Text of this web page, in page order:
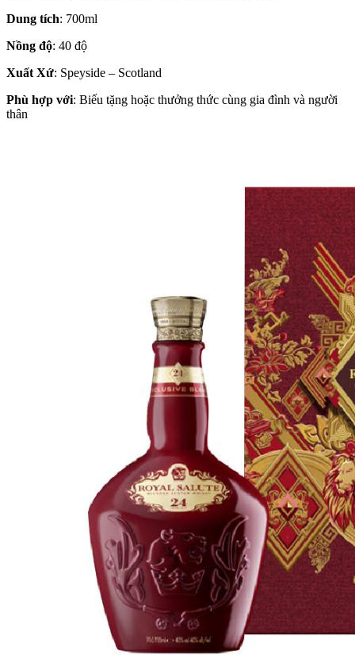
Dung tích: 700ml
Nồng độ: 40 độ
Xuất Xứ: Speyside – Scotland
Phù hợp với: Biếu tặng hoặc thưởng thức cùng gia đình và người
thân